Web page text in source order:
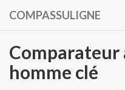
COMPASSULIGNE
Comparateur
homme clé